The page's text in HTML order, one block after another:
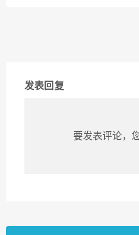
发表回复
要发表评论，